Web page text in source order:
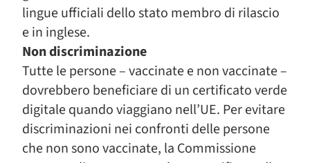
lingue ufficiali dello stato membro di rilascio
e in inglese.
Non discriminazione
Tutte le persone – vaccinate e non vaccinate –
dovrebbero beneficiare di un certificato verde
digitale quando viaggiano nell’UE. Per evitare
discriminazioni nei confronti delle persone
che non sono vaccinate, la Commissione